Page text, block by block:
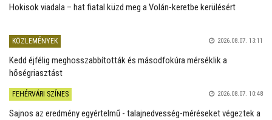
Hokisok viadala – hat fiatal küzd meg a Volán-keretbe kerülésért
KÖZLEMÉNYEK 2026.08.07. 13:11
Kedd éjfélig meghosszabbították és másodfokúra mérséklik a
hőségriasztást
FEHÉRVÁRI SZÍNES 2026.08.07. 10:48
Sajnos az eredmény egyértelmű - talajnedvesség-méréseket végeztek a